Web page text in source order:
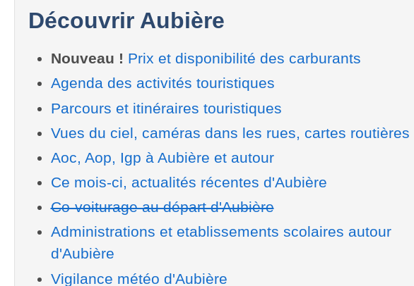
Découvrir Aubière
Nouveau ! Prix et disponibilité des carburants
Agenda des activités touristiques
Parcours et itinéraires touristiques
Vues du ciel, caméras dans les rues, cartes routières
Aoc, Aop, Igp à Aubière et autour
Ce mois-ci, actualités récentes d'Aubière
Co-voiturage au départ d'Aubière
Administrations et etablissements scolaires autour
d'Aubière
Vigilance météo d'Aubière